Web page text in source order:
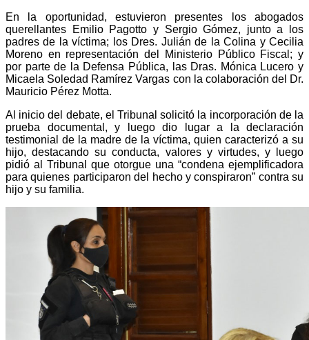
En la oportunidad, estuvieron presentes los abogados
querellantes Emilio Pagotto y Sergio Gómez, junto a los
padres de la víctima; los Dres. Julián de la Colina y Cecilia
Moreno en representación del Ministerio Público Fiscal; y
por parte de la Defensa Pública, las Dras. Mónica Lucero y
Micaela Soledad Ramírez Vargas con la colaboración del Dr.
Mauricio Pérez Motta.
Al inicio del debate, el Tribunal solicitó la incorporación de la
prueba documental, y luego dio lugar a la declaración
testimonial de la madre de la víctima, quien caracterizó a su
hijo, destacando su conducta, valores y virtudes, y luego
pidió al Tribunal que otorgue una “condena ejemplificadora
para quienes participaron del hecho y conspiraron” contra su
hijo y su familia.